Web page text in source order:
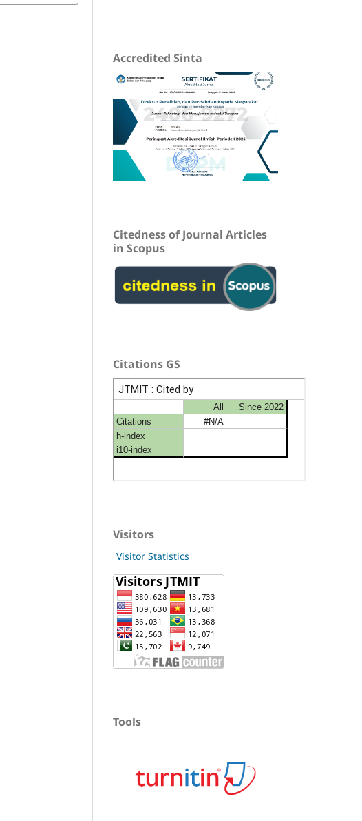
Accredited Sinta
Citedness of Journal Articles
in Scopus
Citations GS
Visitors
Visitor Statistics
Tools